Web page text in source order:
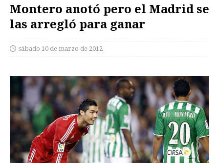
Montero anotó pero el Madrid se
las arregló para ganar
sábado 10 de marzo de 2012